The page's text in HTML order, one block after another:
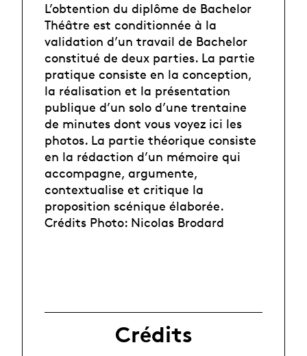
L’obtention du diplôme de Bachelor
Théâtre est conditionnée à la
validation d’un travail de Bachelor
constitué de deux parties. La partie
pratique consiste en la conception,
la réalisation et la présentation
publique d’un solo d’une trentaine
de minutes dont vous voyez ici les
photos. La partie théorique consiste
en la rédaction d’un mémoire qui
accompagne, argumente,
contextualise et critique la
proposition scénique élaborée.
Crédits Photo: Nicolas Brodard
Crédits